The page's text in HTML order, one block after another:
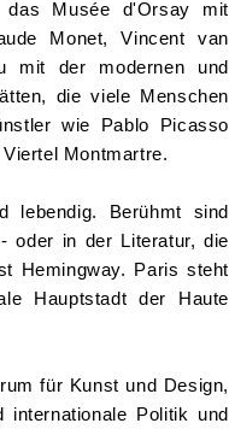
Musée d'Orsay mit
Monet, Vincent van
mit der modernen und
die viele Menschen
wie Pablo Picasso
Montmartre.
lebendig. Berühmt sind
oder in der Literatur, die
Hemingway. Paris steht
Hauptstadt der Haute
für Kunst und Design,
internationale Politik und